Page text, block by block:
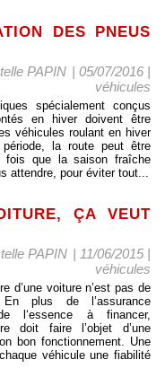
DES PNEUS
PAPIN | 05/07/2016 |
véhicules
spécialement conçus
en hiver doivent être
véhicules roulant en hiver
la route peut être
que la saison fraîche
attendre, pour éviter tout...
ÇA VEUT
PAPIN | 11/06/2015|
véhicules
d’une voiture n’est pas de
plus de l’assurance
l‘essence à financer,
doit faire l’objet d’une
bon fonctionnement. Une
véhicule une fiabilité